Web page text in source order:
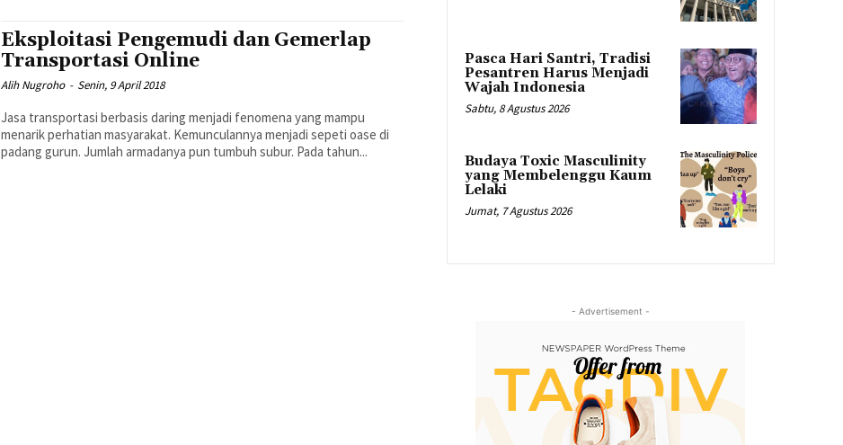
Eksploitasi Pengemudi dan Gemerlap
Transportasi Online
Alih Nugroho - Senin, 9 April 2018
Jasa transportasi berbasis daring menjadi fenomena yang mampu
menarik perhatian masyarakat. Kemunculannya menjadi sepeti oase di
padang gurun. Jumlah armadanya pun tumbuh subur. Pada tahun...
Pasca Hari Santri, Tradisi
Pesantren Harus Menjadi
Wajah Indonesia
Sabtu, 8 Agustus 2026
Budaya Toxic Masculinity
yang Membelenggu Kaum
Lelaki
Jumat, 7 Agustus 2026
- Advertisement -